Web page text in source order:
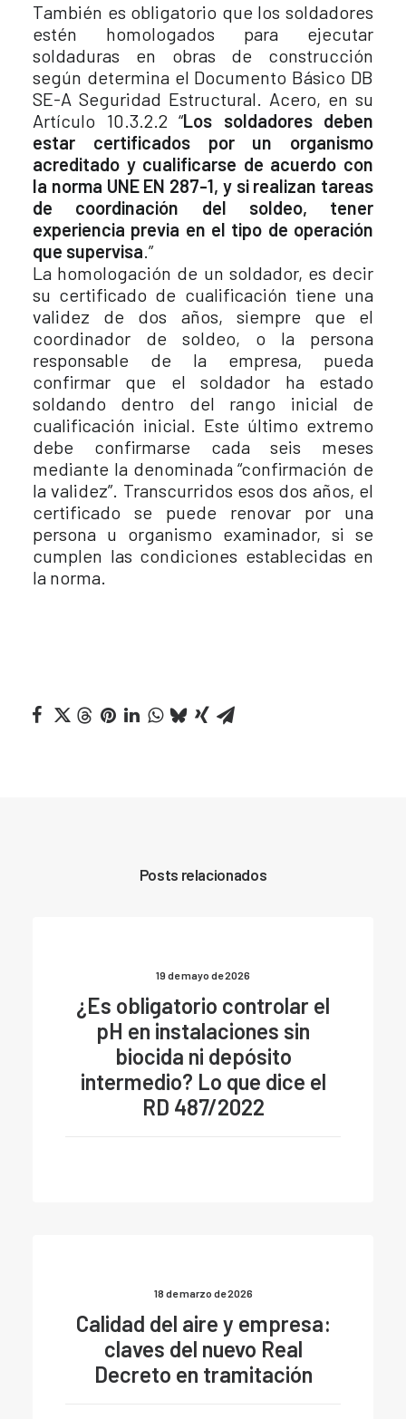
También es obligatorio que los soldadores
estén homologados para ejecutar
soldaduras en obras de construcción
según determina el Documento Básico DB
SE-A Seguridad Estructural. Acero, en su
Artículo 10.3.2.2 “Los soldadores deben
estar certificados por un organismo
acreditado y cualificarse de acuerdo con
la norma UNE EN 287-1, y si realizan tareas
de coordinación del soldeo, tener
experiencia previa en el tipo de operación
que supervisa.”
La homologación de un soldador, es decir
su certificado de cualificación tiene una
validez de dos años, siempre que el
coordinador de soldeo, o la persona
responsable de la empresa, pueda
confirmar que el soldador ha estado
soldando dentro del rango inicial de
cualificación inicial. Este último extremo
debe confirmarse cada seis meses
mediante la denominada “confirmación de
la validez”. Transcurridos esos dos años, el
certificado se puede renovar por una
persona u organismo examinador, si se
cumplen las condiciones establecidas en
la norma.
Posts relacionados
19 de mayo de 2026
¿Es obligatorio controlar el
pH en instalaciones sin
biocida ni depósito
intermedio? Lo que dice el
RD 487/2022
18 de marzo de 2026
Calidad del aire y empresa:
claves del nuevo Real
Decreto en tramitación